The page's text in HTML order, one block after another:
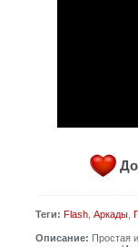
Теги: Flash, Аркады,
Описание: Простая